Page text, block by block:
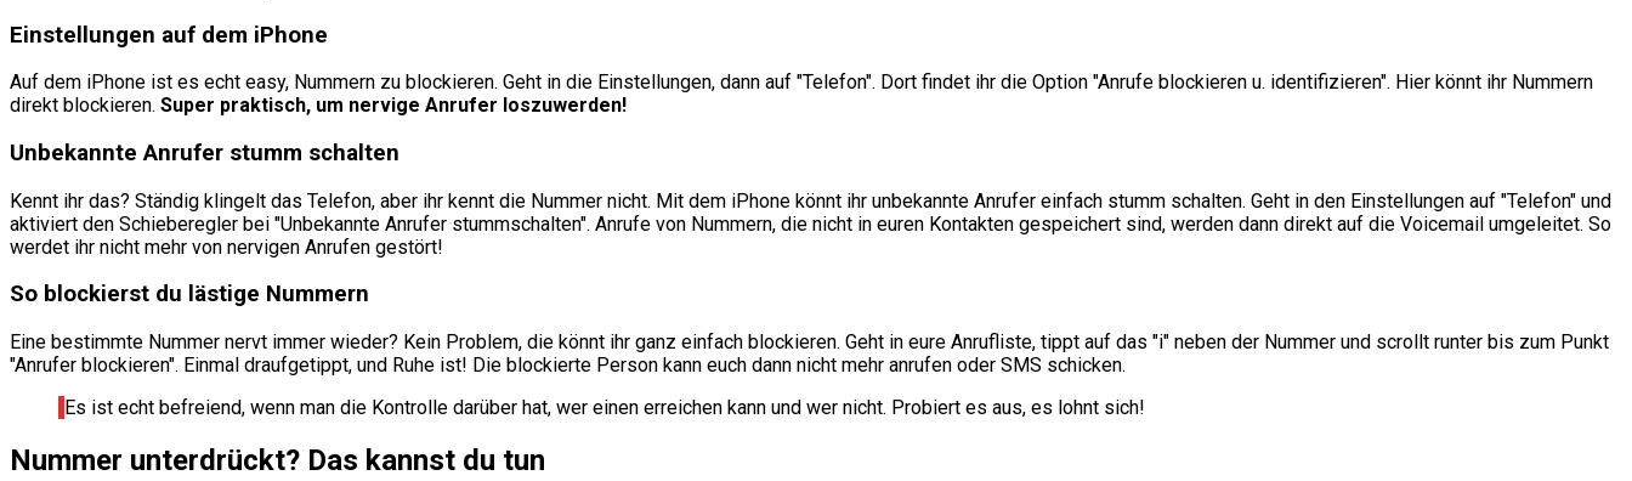
Einstellungen auf dem iPhone
Auf dem iPhone ist es echt easy, Nummern zu blockieren. Geht in die Einstellungen, dann auf "Telefon". Dort findet ihr die Option "Anrufe blockieren u. identifizieren". Hier könnt ihr Nummern
direkt blockieren. Super praktisch, um nervige Anrufer loszuwerden!
Unbekannte Anrufer stumm schalten
Kennt ihr das? Ständig klingelt das Telefon, aber ihr kennt die Nummer nicht. Mit dem iPhone könnt ihr unbekannte Anrufer einfach stumm schalten. Geht in den Einstellungen auf "Telefon" und
aktiviert den Schieberegler bei "Unbekannte Anrufer stummschalten". Anrufe von Nummern, die nicht in euren Kontakten gespeichert sind, werden dann direkt auf die Voicemail umgeleitet. So
werdet ihr nicht mehr von nervigen Anrufen gestört!
So blockierst du lästige Nummern
Eine bestimmte Nummer nervt immer wieder? Kein Problem, die könnt ihr ganz einfach blockieren. Geht in eure Anrufliste, tippt auf das "i" neben der Nummer und scrollt runter bis zum Punkt
"Anrufer blockieren". Einmal draufgetippt, und Ruhe ist! Die blockierte Person kann euch dann nicht mehr anrufen oder SMS schicken.
Es ist echt befreiend, wenn man die Kontrolle darüber hat, wer einen erreichen kann und wer nicht. Probiert es aus, es lohnt sich!
Nummer unterdrückt? Das kannst du tun